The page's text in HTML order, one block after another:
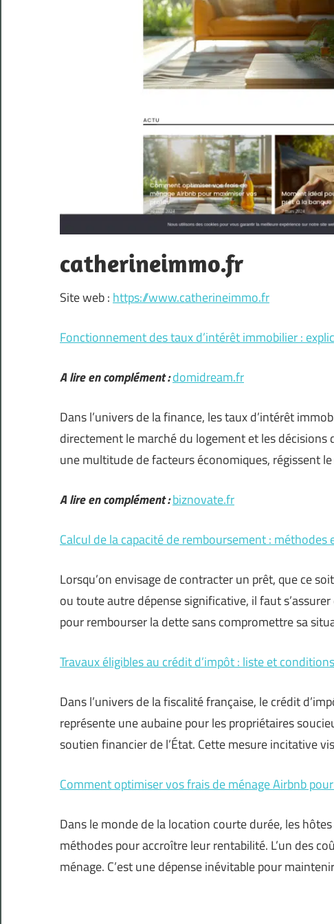
catherineimmo.fr
Site web : https://www.catherineimmo.fr
Fonctionnement des taux d’intérêt immobilier :
A lire en complément :domidream.fr
Dans l’univers de la finance, les taux d’intérêt
directement le marché du logement et les décisions
une multitude de facteurs économiques, régissent
A lire en complément :biznovate.fr
Calcul de la capacité de remboursement : méthodes
Lorsqu’on envisage de contracter un prêt, que ce
ou toute autre dépense significative, il faut
pour rembourser la dette sans compromettre sa
Travaux éligibles au crédit d’impôt : liste et conditions
Dans l’univers de la fiscalité française, le crédit
représente une aubaine pour les propriétaires
soutien financier de l’État. Cette mesure incitative
Comment optimiser vos frais de ménage Airbnb
Dans le monde de la location courte durée, les
méthodes pour accroître leur rentabilité. L’un des
ménage. C’est une dépense inévitable pour